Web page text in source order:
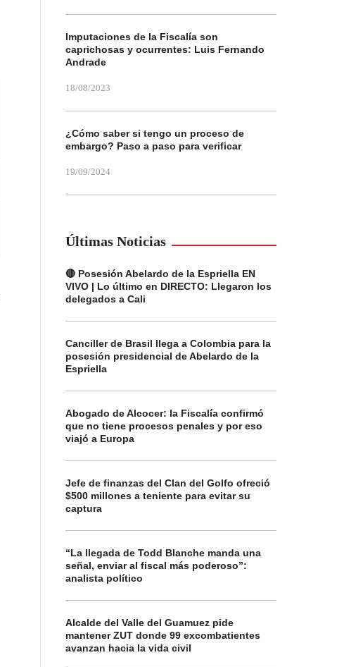
Imputaciones de la Fiscalía son
caprichosas y ocurrentes: Luis Fernando
Andrade
18/08/2023
¿Cómo saber si tengo un proceso de
embargo? Paso a paso para verificar
19/09/2024
Últimas Noticias
🔴 Posesión Abelardo de la Espriella EN
VIVO | Lo último en DIRECTO: Llegaron los
delegados a Cali
Canciller de Brasil llega a Colombia para la
posesión presidencial de Abelardo de la
Espriella
Abogado de Alcocer: la Fiscalía confirmó
que no tiene procesos penales y por eso
viajó a Europa
Jefe de finanzas del Clan del Golfo ofreció
$500 millones a teniente para evitar su
captura
“La llegada de Todd Blanche manda una
señal, enviar al fiscal más poderoso”:
analista político
Alcalde del Valle del Guamuez pide
mantener ZUT donde 99 excombatientes
avanzan hacia la vida civil